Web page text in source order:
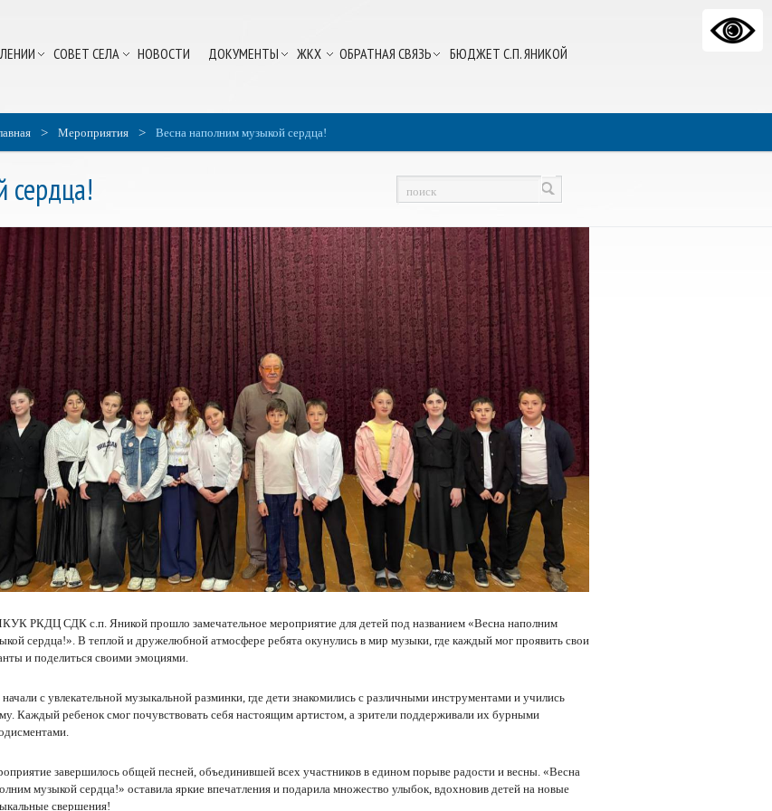
СОВЕТ СЕЛА НОВОСТИ ДОКУМЕНТЫ ЖКХ ОБРАТНАЯ СВЯЗЬ БЮДЖЕТ С.П. ЯНИКОЙ
> Мероприятия > Весна наполним музыкой сердца!
сердца!
РКДЦ СДК с.п. Яникой прошло замечательное мероприятие для детей под названием «Весна наполним
сердца!». В теплой и дружелюбной атмосфере ребята окунулись в мир музыки, где каждый мог проявить свои
и поделиться своими эмоциями.
с увлекательной музыкальной разминки, где дети знакомились с различными инструментами и учились
Каждый ребенок смог почувствовать себя настоящим артистом, а зрители поддерживали их бурными
завершилось общей песней, объединившей всех участников в едином порыве радости и весны. «Весна
музыкой сердца!» оставила яркие впечатления и подарила множество улыбок, вдохновив детей на новые
свершения!